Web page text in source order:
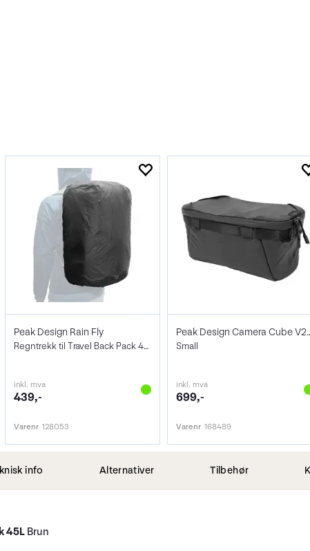
Peak Design Rain Fly
Regntrekk til Travel Back Pack 45L
inkl. mva
439,-
Varenr 128053
Peak Design
Small
inkl. mva
699,-
Varenr 168489
info Alternativer Tilbehør
45L Brun